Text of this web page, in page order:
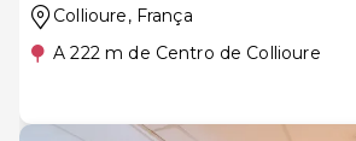
Collioure, França
A 222 m de Centro de Collioure